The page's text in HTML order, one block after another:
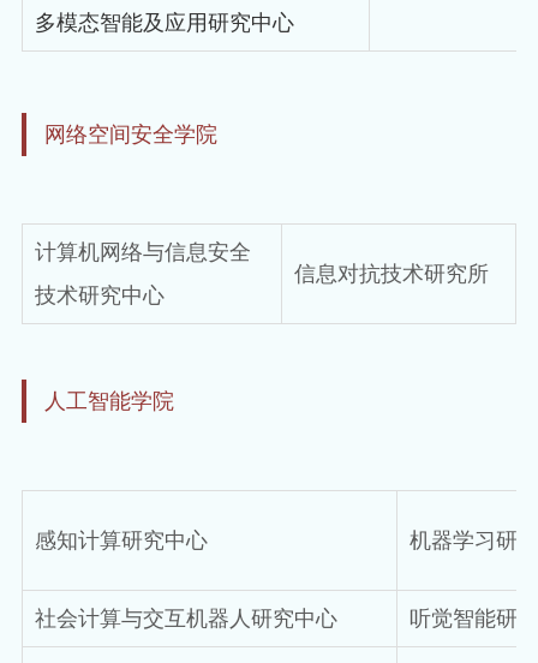
多模态智能及应用研究中心
网络空间安全学院
计算机网络与信息安全
技术研究中心
信息对抗技术研究所
人工智能学院
感知计算研究中心 机器学习研
社会计算与交互机器人研究中心 听觉智能研